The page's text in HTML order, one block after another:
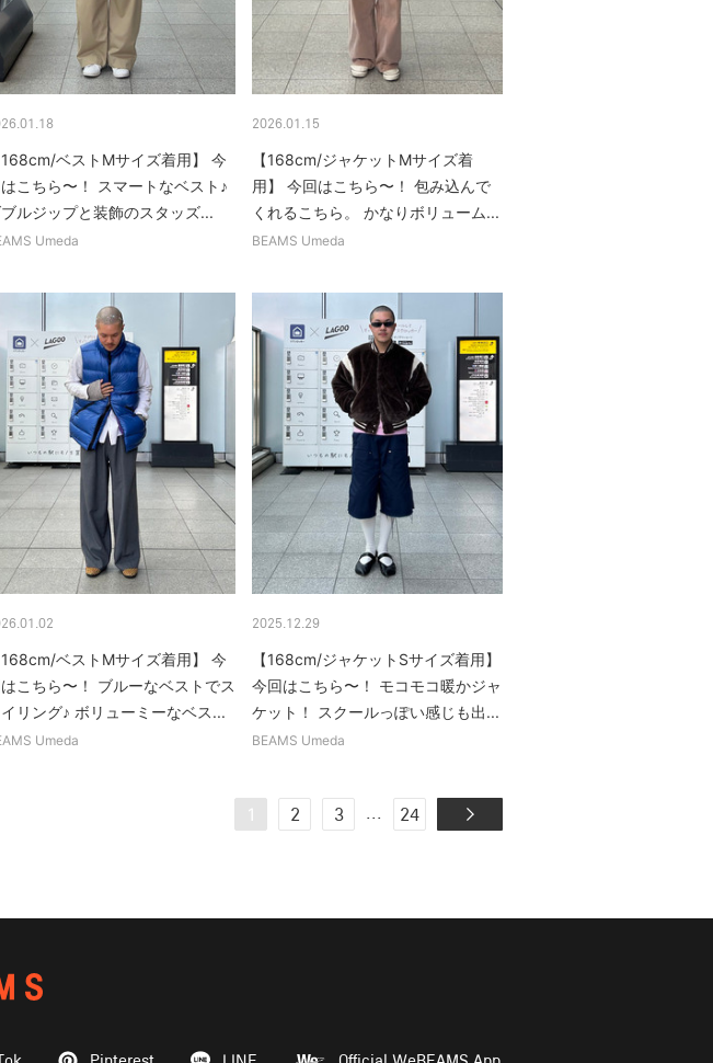
168cm/ベストMサイズ着用】 今
こちら〜！ スマートなベスト♪
ブルジップと装飾のスタッズ...
Umeda
2026.01.15
【168cm/ジャケットMサイズ着
用】 今回はこちら〜！ 包み込んで
くれるこちら。 かなりボリューム...
BEAMS Umeda
168cm/ベストMサイズ着用】 今
こちら〜！ ブルーなベストでス
イリング♪ ボリューミーなベス...
Umeda
2025.12.29
【168cm/ジャケットSサイズ着用】
今回はこちら〜！ モコモコ暖かジャ
ケット！ スクールっぽい感じも出...
BEAMS Umeda
1 2 3 ... 24